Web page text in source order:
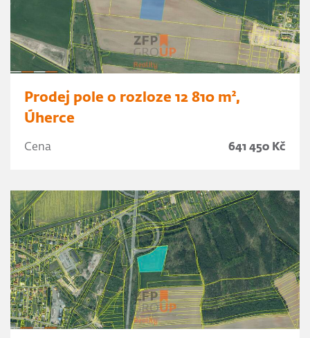
Prodej pole o rozloze 12 810 m²,
Úherce
Cena 641 450 Kč